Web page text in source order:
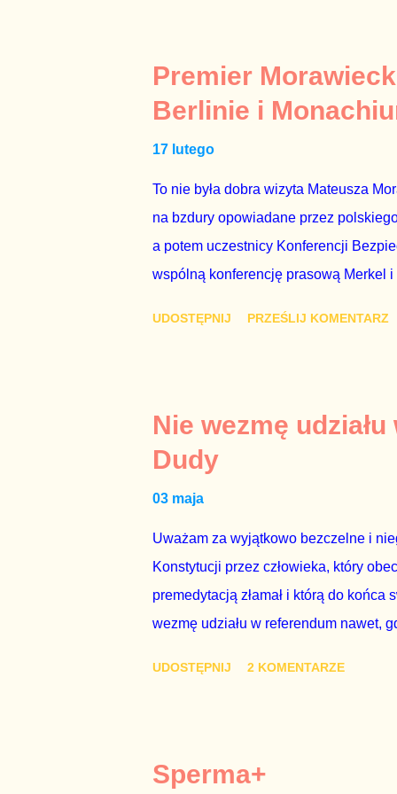
z TVP i TVN nie dorastają do pięt.
Kaczyńskiego. Znowu, bo w 2007
przedterminowymi wyborami
Bezpieczeństwa Wewnętrznego, a
Premier
Berlinie i
17 lutego
To nie była dobra wizyta Mateusza
na bzdury opowiadane przez
a potem uczestnicy Konferencji
wspólną konferencję prasową Merkel
tym i porównał PKB Polski i
pewnie dlatego, że nie chciało mu
naszego kraju z lat 2007-2015.
rządu. Generalnie, M...
UDOSTĘPNIJ PRZEŚLIJ KOMENTARZ
Nie wezmę
Dudy
03 maja
Uważam za wyjątkowo bezczelne i
Konstytucji przez człowieka, który
premedytacją złamał i którą do
wezmę udziału w referendum nawet,
tego referendum nie chce – ani partia
UDOSTĘPNIJ 2 KOMENTARZE
Sperma+